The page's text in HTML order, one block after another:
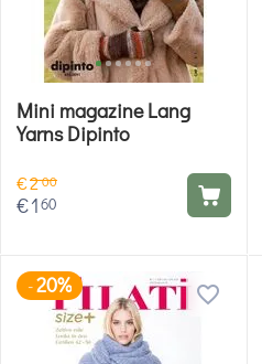
Mini magazine Lang
Yarns Dipinto
€200
€160
-20%